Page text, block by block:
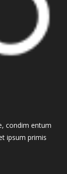
condim entum
ipsum primis